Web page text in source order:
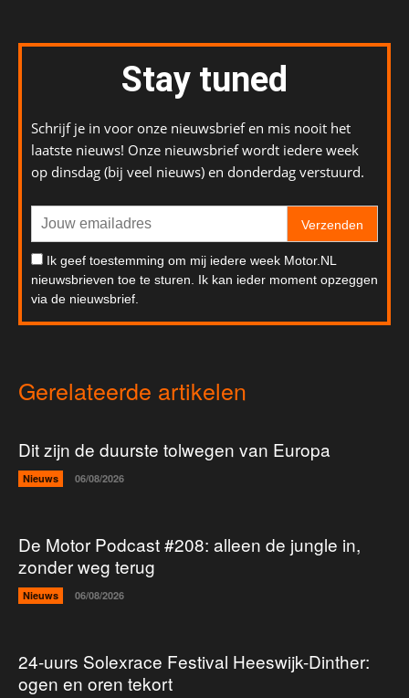
Stay tuned
Schrijf je in voor onze nieuwsbrief en mis nooit het
laatste nieuws! Onze nieuwsbrief wordt iedere week
op dinsdag (bij veel nieuws) en donderdag verstuurd.
Verzenden
Ik geef toestemming om mij iedere week Motor.NL
nieuwsbrieven toe te sturen. Ik kan ieder moment opzeggen
via de nieuwsbrief.
Gerelateerde artikelen
Dit zijn de duurste tolwegen van Europa
Nieuws 06/08/2026
De Motor Podcast #208: alleen de jungle in,
zonder weg terug
Nieuws 06/08/2026
24-uurs Solexrace Festival Heeswijk-Dinther:
ogen en oren tekort